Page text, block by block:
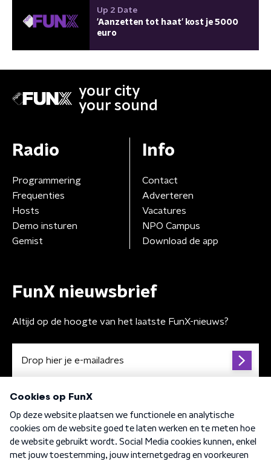
Up 2 Date
'Aanzetten tot haat' kost je 5000
euro
your city
your sound
Radio
Programmering
Frequenties
Hosts
Demo insturen
Gemist
Info
Contact
Adverteren
Vacatures
NPO Campus
Download de app
FunX nieuwsbrief
Altijd op de hoogte van het laatste FunX-nieuws?
Algemene voorwaarden Privacybeleid